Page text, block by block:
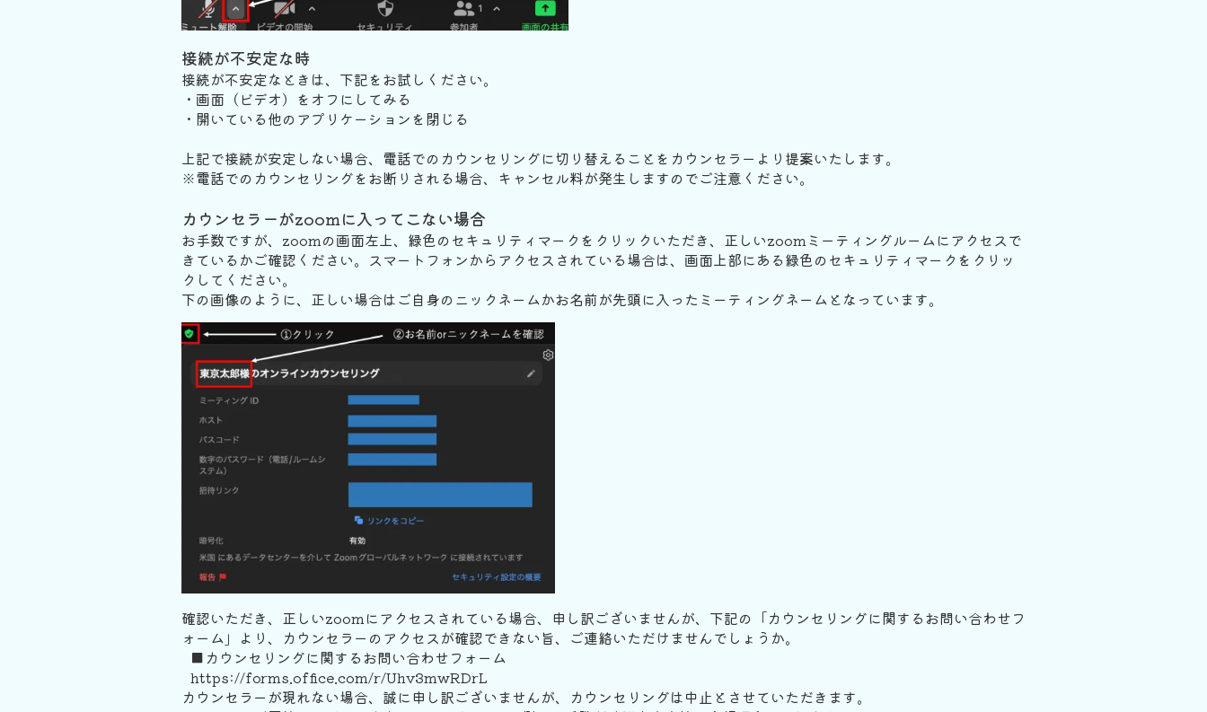
接続が不安定な時
接続が不安定なときは、下記をお試しください。
・画面（ビデオ）をオフにしてみる
・開いている他のアプリケーションを閉じる
上記で接続が安定しない場合、電話でのカウンセリングに切り替えることをカウンセラーより提案いたします。
※電話でのカウンセリングをお断りされる場合、キャンセル料が発生しますのでご注意ください。
カウンセラーがzoomに入ってこない場合
お手数ですが、zoomの画面左上、緑色のセキュリティマークをクリックいただき、正しいzoomミーティングルームにアクセスで
きているかご確認ください。スマートフォンからアクセスされている場合は、画面上部にある緑色のセキュリティマークをクリッ
クしてください。
下の画像のように、正しい場合はご自身のニックネームかお名前が先頭に入ったミーティングネームとなっています。
確認いただき、正しいzoomにアクセスされている場合、申し訳ございませんが、下記の「カウンセリングに関するお問い合わせフ
ォーム」より、カウンセラーのアクセスが確認できない旨、ご連絡いただけませんでしょうか。
■カウンセリングに関するお問い合わせフォーム
https://forms.office.com/r/Uhv3mwRDrL
カウンセラーが現れない場合、誠に申し訳ございませんが、カウンセリングは中止とさせていただきます。